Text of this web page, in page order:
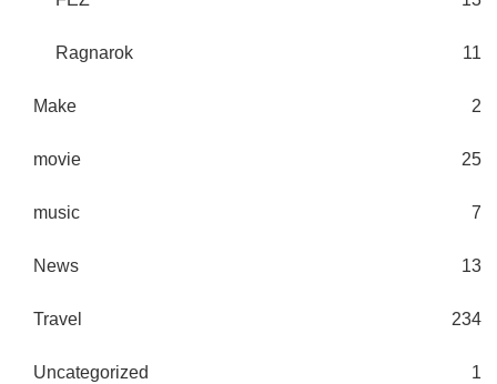
Ragnarok 11
Make 2
movie 25
music 7
News 13
Travel 234
Uncategorized 1